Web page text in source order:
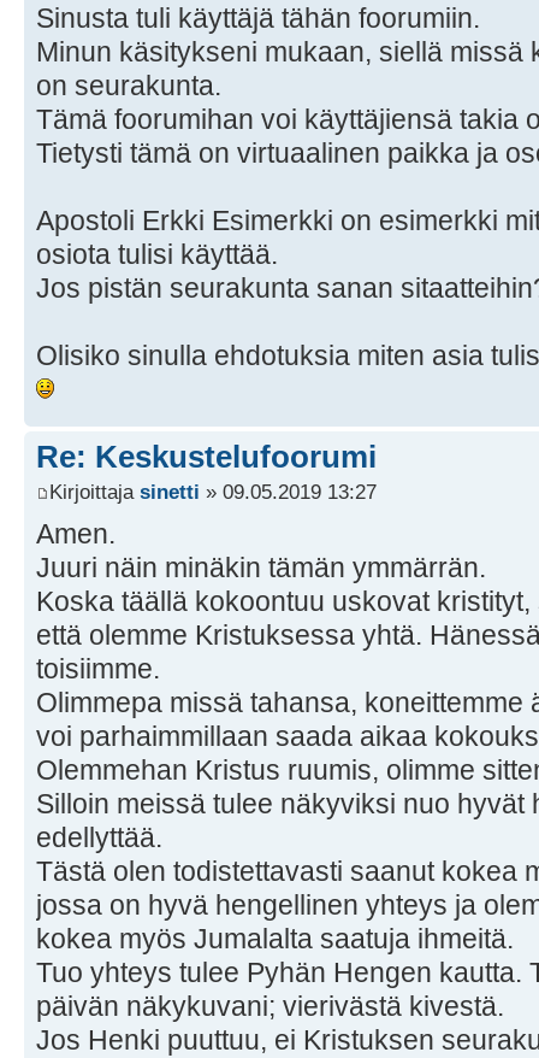
Sinusta tuli käyttäjä tähän foorumiin.
Minun käsitykseni mukaan, siellä missä
on seurakunta.
Tämä foorumihan voi käyttäjiensä takia
Tietysti tämä on virtuaalinen paikka ja
Apostoli Erkki Esimerkki on esimerkki
osiota tulisi käyttää.
Jos pistän seurakunta sanan
Olisiko sinulla ehdotuksia miten asia
Re: Keskustelufoorumi
Kirjoittaja sinetti » 09.05.2019 13:27
Amen.
Juuri näin minäkin tämän ymmärrän.
Koska täällä kokoontuu uskovat
että olemme Kristuksessa yhtä.
toisiimme.
Olimmepa missä tahansa, koneittemme
voi parhaimmillaan saada aikaa
Olemmehan Kristus ruumis, olimme
Silloin meissä tulee näkyviksi nuo hyvät
edellyttää.
Tästä olen todistettavasti saanut kokea
jossa on hyvä hengellinen yhteys ja
kokea myös Jumalalta saatuja ihmeitä.
Tuo yhteys tulee Pyhän Hengen kautta.
päivän näkykuvani; vierivästä kivestä.
Jos Henki puuttuu, ei Kristuksen